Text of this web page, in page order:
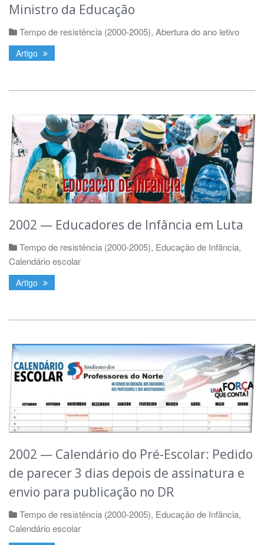
Ministro da Educação
Tempo de resistência (2000-2005), Abertura do ano letivo
Artigo
2002 — Educadores de Infância em Luta
Tempo de resistência (2000-2005), Educação de Infância,
Calendário escolar
Artigo
2002 — Calendário do Pré-Escolar: Pedido
de parecer 3 dias depois de assinatura e
envio para publicação no DR
Tempo de resistência (2000-2005), Educação de Infância,
Calendário escolar